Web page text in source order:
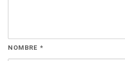
NOMBRE *